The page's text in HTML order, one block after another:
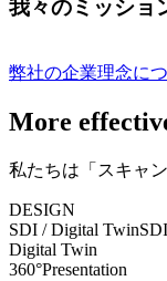
我々のミッショ
弊社の企業理念に
More
私たちは「スキャ
DESIGN
SDI / Digital TwinSDI
Digital Twin
360°Presentation